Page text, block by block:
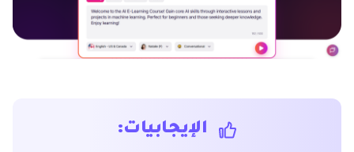
الإيجابيات: